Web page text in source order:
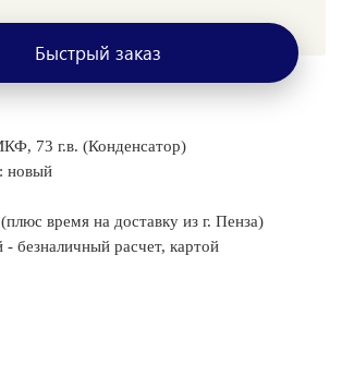
73 г.в. (Конденсатор)
новый
(плюс время на доставку из г. Пенза)
безналичный расчет, картой
Быстрый заказ